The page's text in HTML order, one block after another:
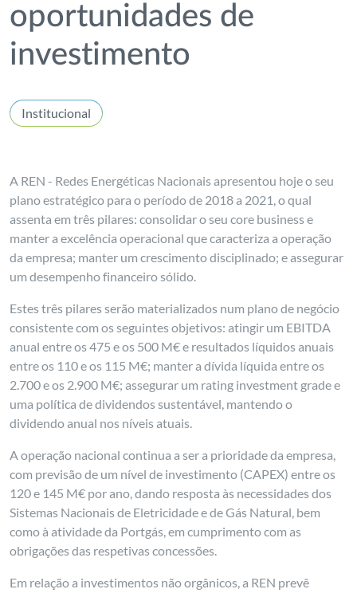
oportunidades de
investimento
Institucional
A REN - Redes Energéticas Nacionais apresentou hoje o seu
plano estratégico para o período de 2018 a 2021, o qual
assenta em três pilares: consolidar o seu core business e
manter a excelência operacional que caracteriza a operação
da empresa; manter um crescimento disciplinado; e assegurar
um desempenho financeiro sólido.
Estes três pilares serão materializados num plano de negócio
consistente com os seguintes objetivos: atingir um EBITDA
anual entre os 475 e os 500 M€ e resultados líquidos anuais
entre os 110 e os 115 M€; manter a dívida líquida entre os
2.700 e os 2.900 M€; assegurar um rating investment grade e
uma política de dividendos sustentável, mantendo o
dividendo anual nos níveis atuais.
A operação nacional continua a ser a prioridade da empresa,
com previsão de um nível de investimento (CAPEX) entre os
120 e 145 M€ por ano, dando resposta às necessidades dos
Sistemas Nacionais de Eletricidade e de Gás Natural, bem
como à atividade da Portgás, em cumprimento com as
obrigações das respetivas concessões.
Em relação a investimentos não orgânicos, a REN prevê